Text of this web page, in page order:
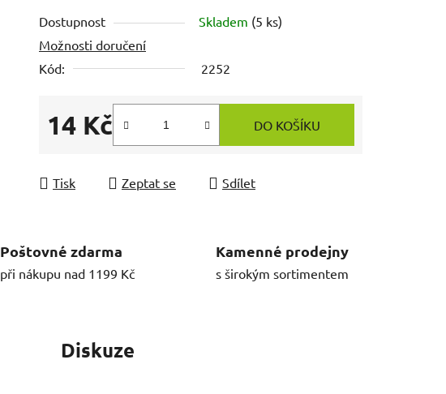
Dostupnost Skladem (5 ks)
Možnosti doručení
Kód:
2252
14 Kč
Měrná cena:
DO KOŠÍKU
Tisk Zeptat se Sdílet
Poštovné zdarma
při nákupu nad 1199 Kč
Kamenné prodejny
s širokým sortimentem
Diskuze